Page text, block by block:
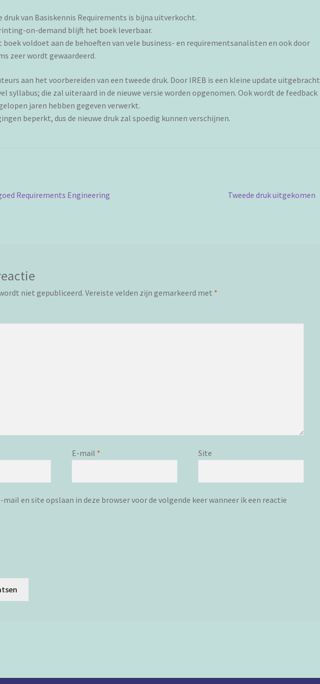
druk van Basiskennis Requirements is bijna uitverkocht.
on-demand blijft het boek leverbaar.
voldoet aan de behoeften van vele business- en requirementsanalisten en ook door
zeer wordt gewaardeerd.
aan het voorbereiden van een tweede druk. Door IREB is een kleine update uitgebracht
syllabus; die zal uiteraard in de nieuwe versie worden opgenomen. Ook wordt de feedback
jaren hebben gegeven verwerkt.
beperkt, dus de nieuwe druk zal spoedig kunnen verschijnen.
Requirements Engineering
Volgend
Tweede druk uitgekomen
niet gepubliceerd. Vereiste velden zijn gemarkeerd met *
E-mail * Site
mail en site opslaan in deze browser voor de volgende keer wanneer ik een reactie